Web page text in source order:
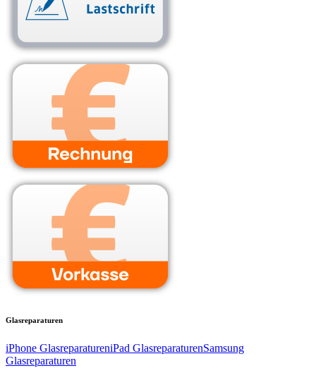
Glasreparaturen
iPhone GlasreparatureniPad GlasreparaturenSamsung
Glasreparaturen